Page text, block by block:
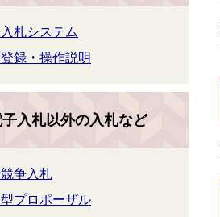
札システム
録・操作説明
子入札以外の入札など
争入札
プロポーザル